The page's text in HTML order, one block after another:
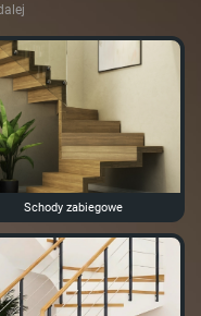
Schody zabiegowe